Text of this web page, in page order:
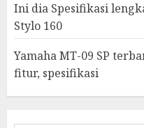
Ini dia Spesifikasi
Stylo 160
Yamaha MT-09 SP
fitur, spesifikasi